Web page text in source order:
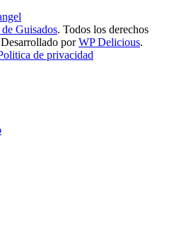
de Guisados. Todos los derechos
porWP Delicious.
de privacidad